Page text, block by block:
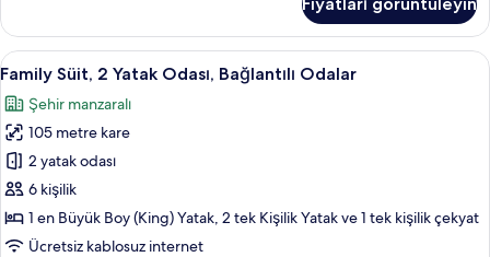
Oda,
Deniz
Manzaralı
hakkında
daha
fazla
detay
Family
Süit,
2
Yatak
Odası,
Bağlantılı
Odalar
için
Family Süit, 2 Yatak Odası,
11
Family Süit, 2 Yatak Odası, Bağlantılı Odalar
Şehir manzaralı
105 metre kare
2 yatak odası
6 kişilik
1 en Büyük Boy (King) Yatak, 2 tek Kişilik Yatak ve 1 tek kişilik çekyat
Ücretsiz kablosuz internet